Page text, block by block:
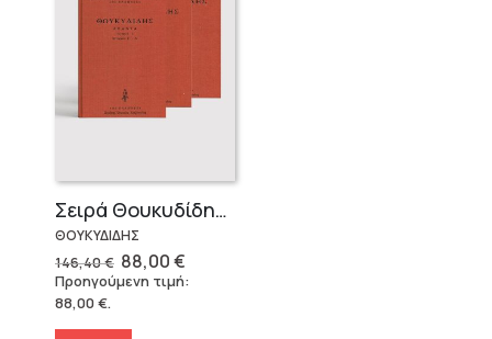
Σειρά Θουκυδίδης – Δεμένο (4 τόμοι)
ΘΟΥΚΥΔΙΔΗΣ
146,40€ Original
price
was:
88,00€Η
τρέχουσα
τιμή
Προηγούμενη τιμή:
88,00€.